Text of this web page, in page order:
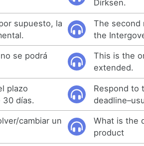
Dirksen.
supuesto, la
The second
the
se podrá
This is the
extended.
plazo
30 días.
Respond to
cambiar un
What is the
product